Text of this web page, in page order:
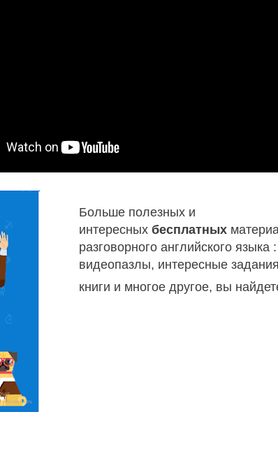
Больше полезных и
интересных бесплатных
разговорного английского языка
видеопазлы, интересные
книги и многое другое, вы